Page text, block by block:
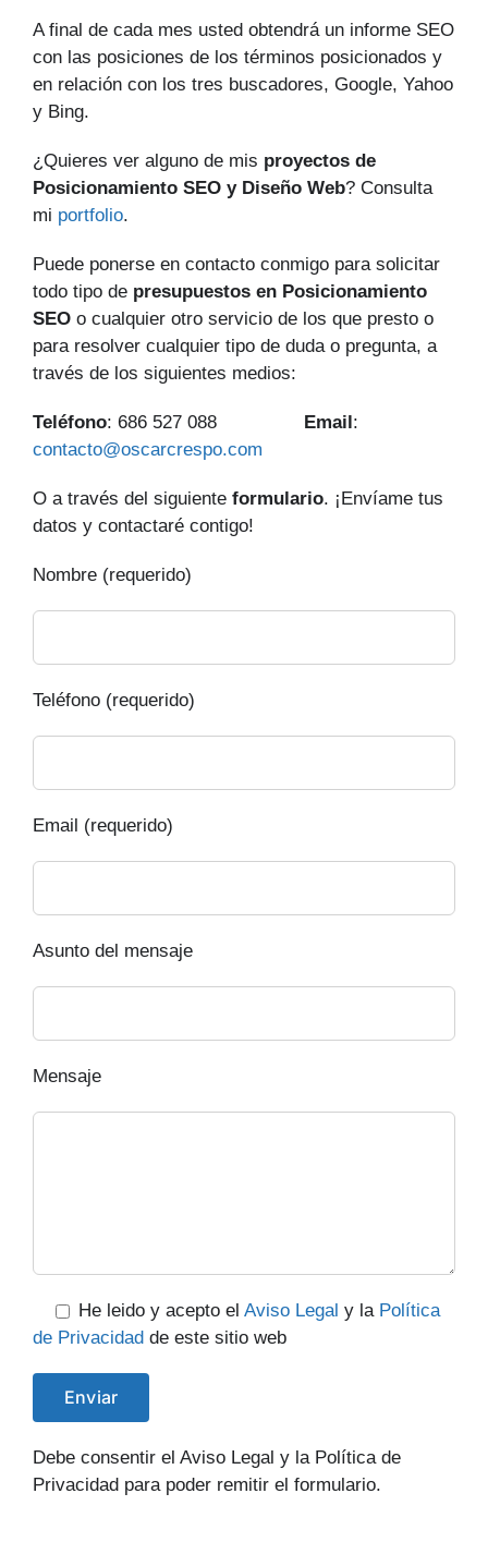
A final de cada mes usted obtendrá un informe SEO
con las posiciones de los términos posicionados y
en relación con los tres buscadores, Google, Yahoo
y Bing.
¿Quieres ver alguno de mis proyectos de
Posicionamiento SEO y Diseño Web? Consulta
mi portfolio.
Puede ponerse en contacto conmigo para solicitar
todo tipo de presupuestos en Posicionamiento
SEO o cualquier otro servicio de los que presto o
para resolver cualquier tipo de duda o pregunta, a
través de los siguientes medios:
Teléfono: 686 527 088 Email :
contacto@oscarcrespo.com
O a través del siguiente formulario. ¡Envíame tus
datos y contactaré contigo!
Nombre (requerido)
Teléfono (requerido)
Email (requerido)
Asunto del mensaje
Mensaje
He leido y acepto el Aviso Legal y la Política
de Privacidad de este sitio web
Debe consentir el Aviso Legal y la Política de
Privacidad para poder remitir el formulario.